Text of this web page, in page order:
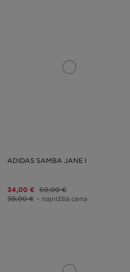
ADIDAS SAMBA JANE I
34,00 € 50,00 €
38,00 € – najnižšia cena